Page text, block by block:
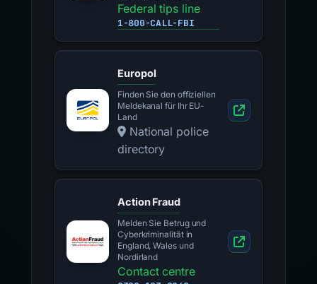
Federal tips line
1-800-CALL-FBI
Europol
Finden Sie den offiziellen
Meldekanal für Ihr EU-
Land
National police
directory
Action Fraud
Melden Sie Betrug und
Cyberkriminalität in
England, Wales und
Nordirland
Contact centre